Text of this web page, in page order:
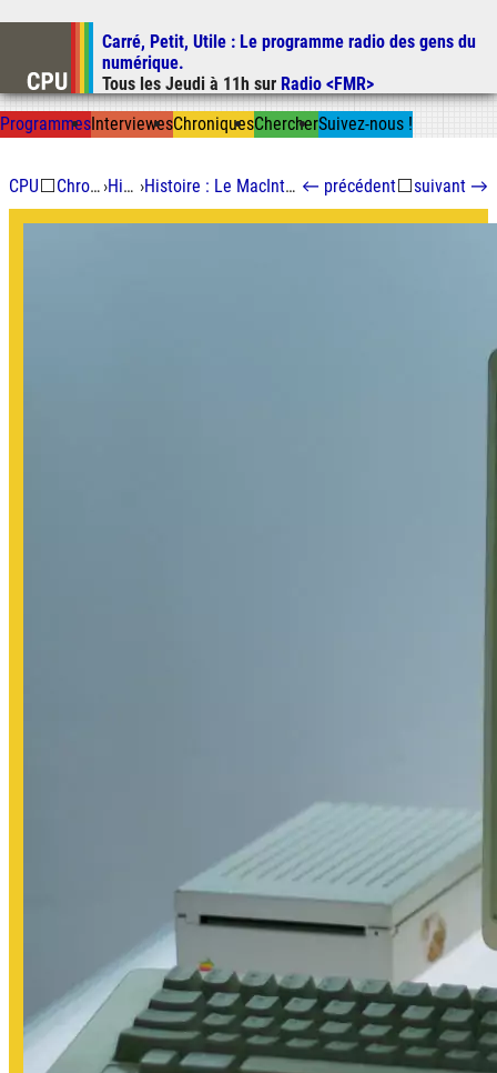
Aller au contenu
Aller à la recherche
Carré, Petit, Utile : Le programme radio des gens du
numérique.
Tous les Jeudi à 11h sur Radio <FMR>
ProgrammesInterviewesChroniquesChercherSuivez-nous !
CPU⬜ Chroniques › Histoire › Histoire : Le MacIntosh, seul en scène ← précédent⬜suivant →